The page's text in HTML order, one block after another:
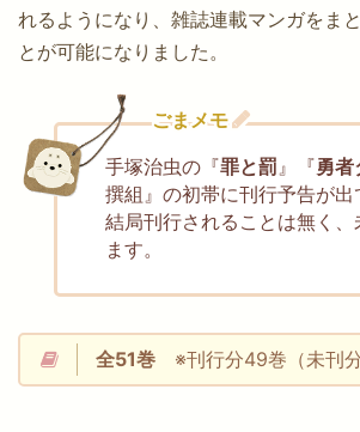
れるようになり、雑誌連載マンガをま
とが可能になりました。
ごまメモ
手塚治虫の『罪と罰』『勇者
撰組』の初帯に刊行予告が出
結局刊行されることは無く、
ます。
全51巻 ※刊行分49巻（未刊分